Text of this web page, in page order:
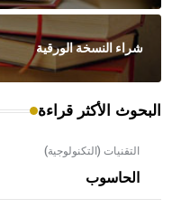
شراء النسخة الورقية
البحوث الأكثر قراءة
التقنيات (التكنولوجية)
الحاسوب